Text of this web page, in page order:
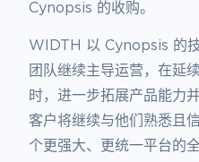
Cynopsis 的收购。
WIDTH 以 Cynopsis 的
团队继续主导运营，在延
时，进一步拓展产品能力
客户将继续与他们熟悉且
个更强大、更统一平台的全